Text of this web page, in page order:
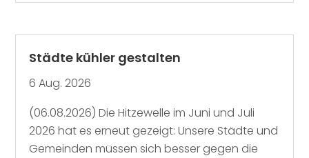
Städte kühler gestalten
6 Aug. 2026
(06.08.2026) Die Hitzewelle im Juni und Juli
2026 hat es erneut gezeigt: Unsere Städte und
Gemeinden müssen sich besser gegen die